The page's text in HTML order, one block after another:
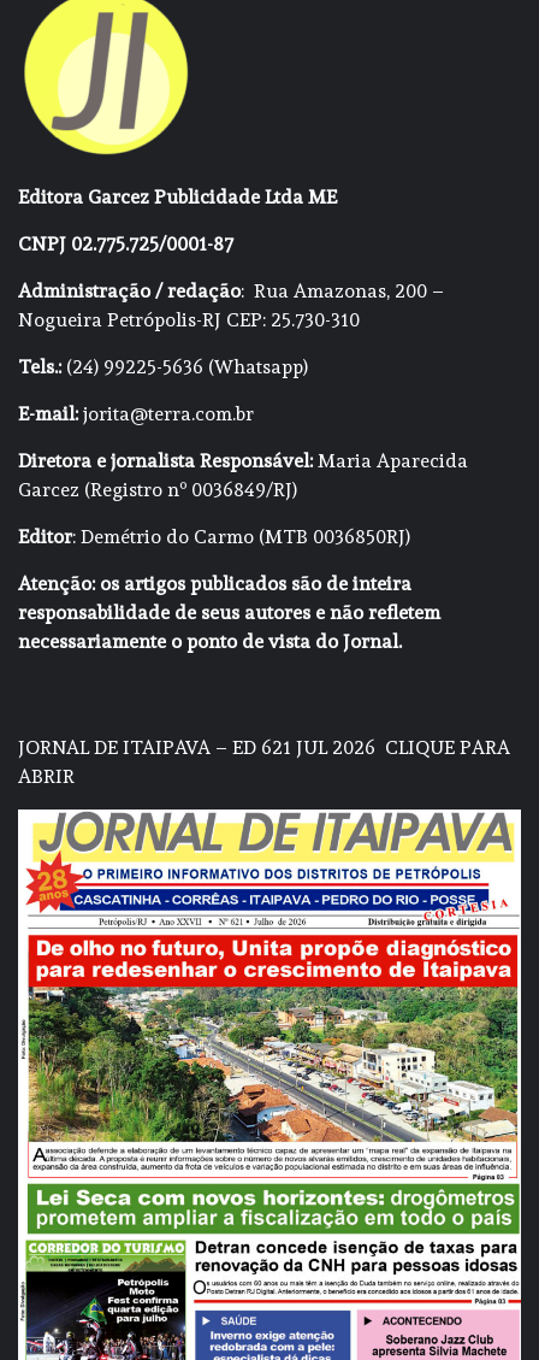
Editora Garcez Publicidade Ltda ME
CNPJ 02.775.725/0001-87
Administração / redação: Rua Amazonas, 200 –
Nogueira Petrópolis-RJ CEP: 25.730-310
Tels.:(24) 99225-5636 (Whatsapp)
E-mail:jorita@terra.com.br
Diretora e jornalista Responsável:Maria Aparecida
Garcez (Registro nº 0036849/RJ)
Editor: Demétrio do Carmo (MTB 0036850RJ)
Atenção: os artigos publicados são de inteira
responsabilidade de seus autores e não refletem
necessariamente o ponto de vista do Jornal.
JORNAL DE ITAIPAVA – ED 621 JUL 2026 CLIQUE PARA
ABRIR